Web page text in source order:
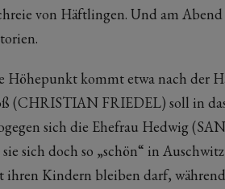
von Häftlingen. Und am
Höhepunkt kommt etwa nach der
(CHRISTIAN FRIEDEL) soll in
sich die Ehefrau Hedwig
sich doch so „schön“ in
ihren Kindern bleiben darf,